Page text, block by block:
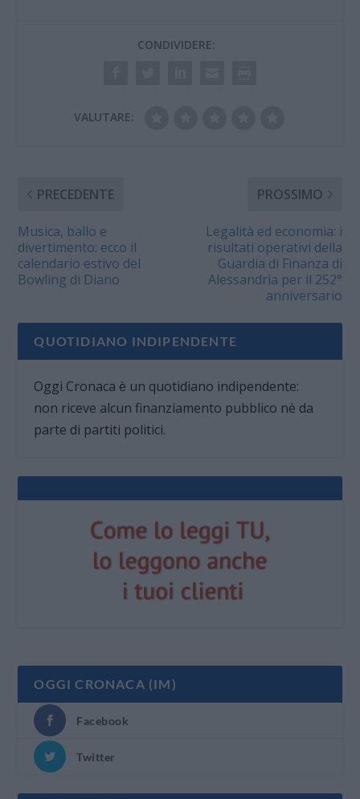
CONDIVIDERE:
VALUTARE:
PRECEDENTE
Musica, ballo e
divertimento: ecco il
calendario estivo del
Bowling di Diano
PROSSIMO
Legalità ed economia: i
risultati operativi della
Guardia di Finanza di
Alessandria per il 252°
anniversario
QUOTIDIANO INDIPENDENTE
Oggi Cronaca è un quotidiano indipendente:
non riceve alcun finanziamento pubblico nè da
parte di partiti politici.
OGGI CRONACA (IM)
Facebook
Twitter